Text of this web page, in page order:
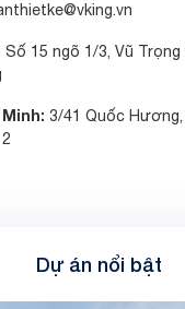
Số 15 ngõ 1/3, Vũ Trọng
Minh: 3/41 Quốc
Dự án nổi bật